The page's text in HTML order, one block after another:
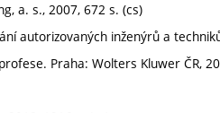
a. s., 2007, 672 s. (cs)
autorizovaných inženýrů a
Praha: Wolters Kluwer ČR,